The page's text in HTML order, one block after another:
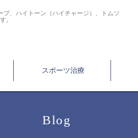
、ハイトーン（ハイチャージ）、トムソ
。
スポーツ治療
Blog